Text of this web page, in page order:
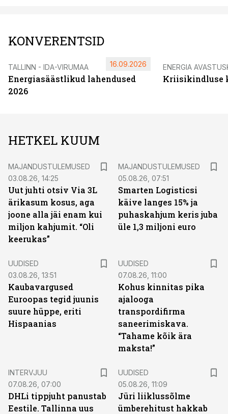
KONVERENTSID
TALLINN - IDA-VIRUMAA
Energiasäästlikud lahendused
2026
16.09.2026 ENERGIA
Kriisikindluse
HETKEL KUUM
MAJANDUSTULEMUSED
03.08.26, 14:25
Uut juhti otsiv Via 3L
ärikasum kosus, aga
joone alla jäi enam kui
miljon kahjumit. “Oli
keerukas”
MAJANDUSTULEMUSED
05.08.26, 07:51
Smarten Logisticsi
käive langes 15% ja
puhaskahjum keris juba
üle 1,3 miljoni euro
UUDISED
03.08.26, 13:51
Kaubavargused
Euroopas tegid juunis
suure hüppe, eriti
Hispaanias
UUDISED
07.08.26, 11:00
Kohus kinnitas pika
ajalooga
transpordifirma
saneerimiskava.
“Tahame kõik ära
maksta!”
INTERVJUU
07.08.26, 07:00
DHLi tippjuht panustab
Eestile. Tallinna uus
UUDISED
05.08.26, 11:09
Jüri liiklussõlme
ümberehitust hakkab